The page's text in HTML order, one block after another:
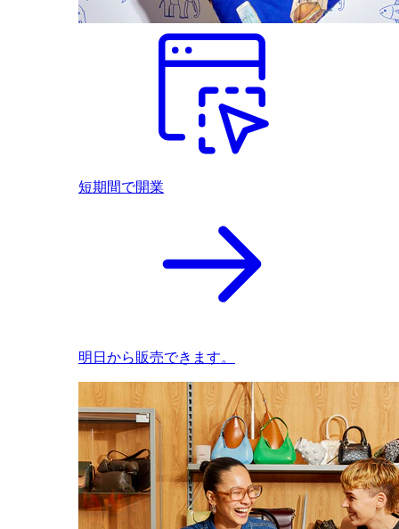
短期間で開業
明日から販売できます。